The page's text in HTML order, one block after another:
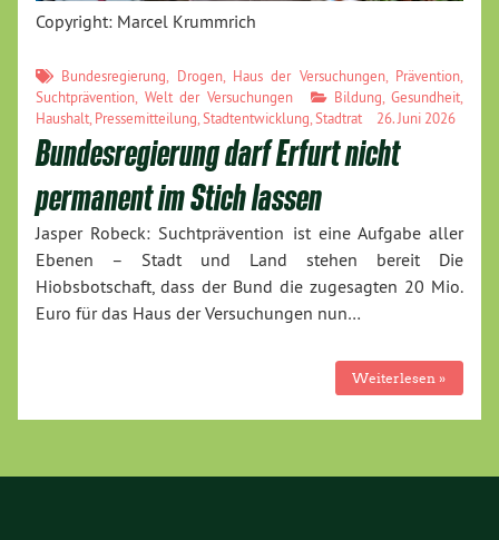
Copyright: Marcel Krummrich
Bundesregierung Drogen, Haus der Versuchungen, Prävention
Suchtprävention Welt der Versuchungen Bildung Gesundheit
Haushalt Pressemitteilung Stadtentwicklung Stadtrat 26. Juni 2026
Bundesregierung darf Erfurt nicht
permanent im Stich lassen
Jasper Robeck: Suchtprävention ist eine Aufgabe aller
Ebenen – Stadt und Land stehen bereit Die
Hiobsbotschaft, dass der Bund die zugesagten 20 Mio.
Euro für das Haus der Versuchungen nun…
Weiterlesen »